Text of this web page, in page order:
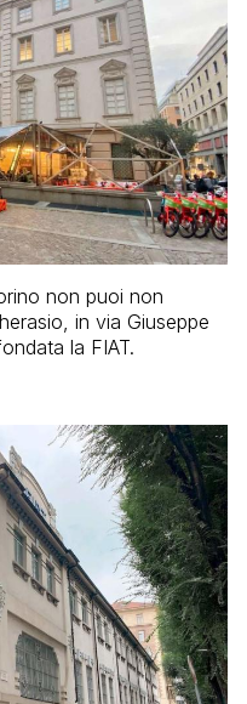
non puoi non
in via Giuseppe
la FIAT.